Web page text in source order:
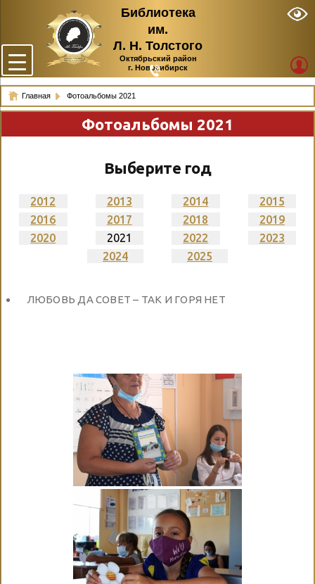
Библиотека
им.
Л. Н. Толстого
Октябрьский район
г. Новосибирск
Главная Фотоальбомы 2021
Фотоальбомы 2021
Выберите год
2012 2013 2014
2015
2016
2017 2018
2019
2020
2021 2022
2023
2024
2025
ЛЮБОВЬ ДА СОВЕТ – ТАК И ГОРЯ НЕТ